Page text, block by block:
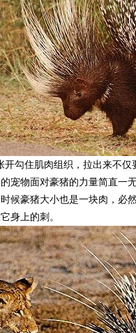
勾住肌肉组织，拉出来不
宠物面对豪猪的力量简直
候豪猪大小也是一块肉，
身上的刺。